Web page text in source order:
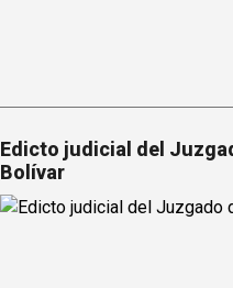
Edicto judicial del
Bolívar